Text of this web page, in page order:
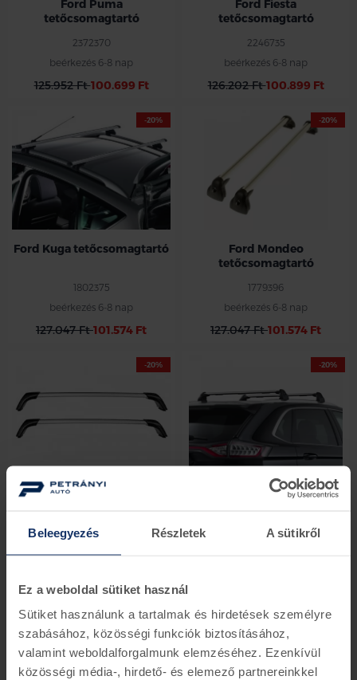
Beleegyezés Részletek A sütikről
Ez a weboldal sütiket használ
Sütiket használunk a tartalmak és hirdetések személyre
szabásához, közösségi funkciók biztosításához,
valamint weboldalforgalmunk elemzéséhez. Ezenkívül
közösségi média-, hirdető- és elemező partnereinkkel
Ford Puma
tetőcsomagtartó
2372370
beérkezés 6-8 nap
125.952 Ft100.699 Ft
Ford Fiesta
tetőcsomagtartó
2246735
beérkezés 6-8 nap
126.202 Ft100.899 Ft
Célszerszámmal rögzíthető, nem
kulcsos!!
-20%
Ford Kuga tetőcsomagtartó
1802375
beérkezés 6-8 nap
127.047 Ft101.574 Ft
-20%
Ford Mondeo
tetőcsomagtartó
1779396
beérkezés 6-8 nap
127.047 Ft101.574 Ft
-20%
Ford Focus
2203141
Kivéve panoráma
tetős gépkocsikhoz
-20%
Ford Edge tetőcsomagtartó
1890814